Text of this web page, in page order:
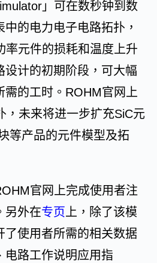
」可在数秒钟到数
的电力电子电路拓扑，
率元件的损耗和温度上升
设计的初期阶段，可大幅
需的工时。ROHM官网上
，未来将进一步扩充SiC元
等产品的元件模型及拓
官网上完成使用者注
另外在专页 上，除了该模
了使用者所需的相关数据
电路工作说明应用指